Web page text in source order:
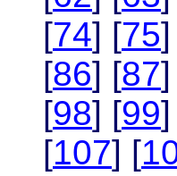
[74] [75
[86] [87
[98] [99
[107] [